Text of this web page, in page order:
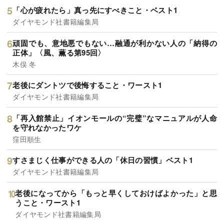
「心が疲れたら」真っ先にすべきこと・ベスト1
ダイヤモンド社書籍編集局
頑固でも、意地悪でもない…融通が利かない人の「納得の
正体」〈風、薫る第95回〉
木俣 冬
老後にダントツで後悔すること・ワースト1
ダイヤモンド社書籍編集局
「再入館禁止」イオンモールの“完璧”なマニュアルが人命
を守れなかったワケ
窪田順生
すさまじく仕事ができる人の「休日の習慣」ベスト1
ダイヤモンド社書籍編集局
老後になってから「もっと早くしておけばよかった」と思
うこと・ワースト1
ダイヤモンド社書籍編集局